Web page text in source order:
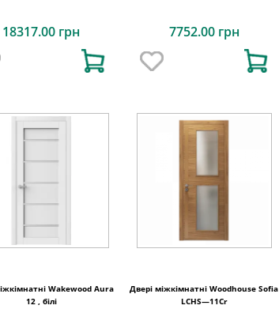
18317.00 грн 7752.00 грн
Wakewood Aura
12 , білі
Двері міжкімнатні Woodhouse Sofia
LCHS—11Cr